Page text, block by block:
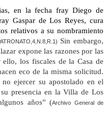
en la fecha fray Diego de
Gaspar de Los Reyes, cura
relativos a su nombramiento
Sin embargo,
expone las razones por las
los fiscales de la Casa de
eco de la misma solicitud.
ejercer su apostolado en el
presencia en la Villa de Los
años” (Archivo General de